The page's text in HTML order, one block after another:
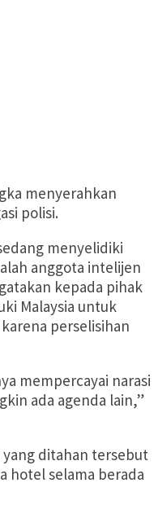
menyerahkan
polisi.
menyelidiki
anggota intelijen
kepada pihak
Malaysia untuk
perselisihan
mempercayai narasi
ada agenda lain,”
yang ditahan tersebut
hotel selama berada